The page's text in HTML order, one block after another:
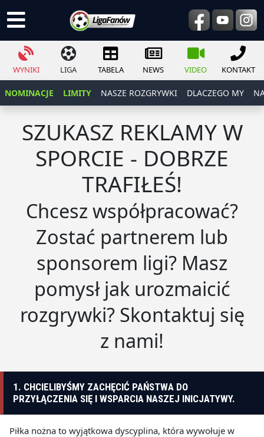
WYNIKI LIGA TABELA NEWS VIDEO KONTAKT
NOMINACJE LIMITY NASZE ROZGRYWKI DLACZEGO MY
SZUKASZ REKLAMY W
SPORCIE - DOBRZE
TRAFIŁEŚ!
Chcesz współpracować?
Zostać partnerem lub
sponsorem ligi? Masz
pomysł jak urozmaicić
rozgrywki? Skontaktuj się
z nami!
1. CHCIELIBYŚMY ZACHĘCIĆ PAŃSTWA DO
PRZYŁĄCZENIA SIĘ I WSPARCIA NASZEJ INICJATYWY.
Piłka nożna to wyjątkowa dyscyplina, która wywołuje w